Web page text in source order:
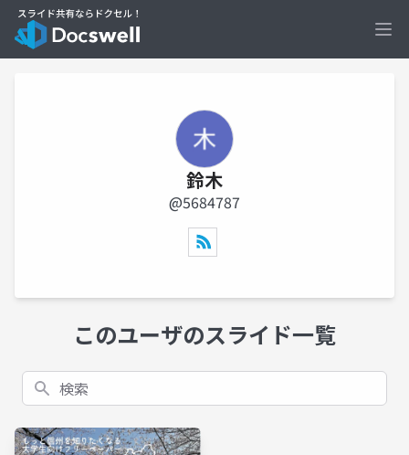
鈴木
@5684787
このユーザのスライド一覧
検索